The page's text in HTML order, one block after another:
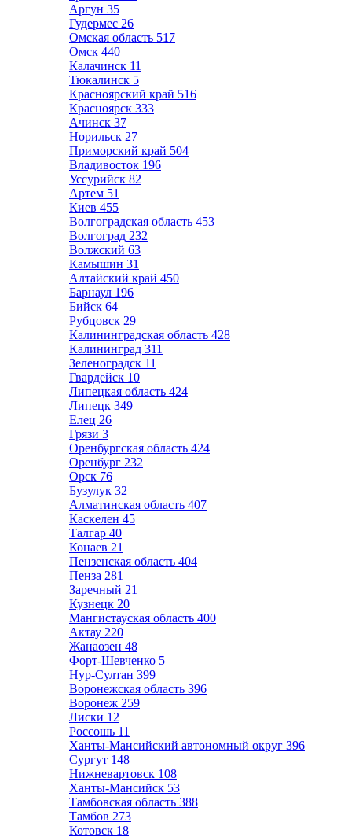
Аргун 35
Гудермес 26
Омская область 517
Омск 440
Калачинск 11
Тюкалинск 5
Красноярский край 516
Красноярск 333
Ачинск 37
Норильск 27
Приморский край 504
Владивосток 196
Уссурийск 82
Артем 51
Киев 455
Волгоградская область 453
Волгоград 232
Волжский 63
Камышин 31
Алтайский край 450
Барнаул 196
Бийск 64
Рубцовск 29
Калининградская область 428
Калининград 311
Зеленоградск 11
Гвардейск 10
Липецкая область 424
Липецк 349
Елец 26
Грязи 3
Оренбургская область 424
Оренбург 232
Орск 76
Бузулук 32
Алматинская область 407
Каскелен 45
Талгар 40
Конаев 21
Пензенская область 404
Пенза 281
Заречный 21
Кузнецк 20
Мангистауская область 400
Актау 220
Жанаозен 48
Форт-Шевченко 5
Нур-Султан 399
Воронежская область 396
Воронеж 259
Лиски 12
Россошь 11
Ханты-Мансийский автономный округ 396
Сургут 148
Нижневартовск 108
Ханты-Мансийск 53
Тамбовская область 388
Тамбов 273
Котовск 18